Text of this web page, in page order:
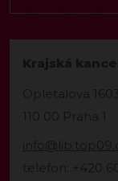
Krajská
Opletalova
110 00 Praha 1
telefon: +420